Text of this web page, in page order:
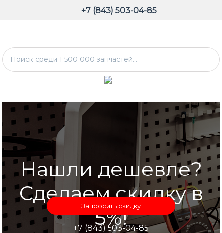
+7 (843) 503-04-85
Нашли дешевле?
Сделаем скидку в
5%!
Запросить скидку
+7 (843) 503-04-85